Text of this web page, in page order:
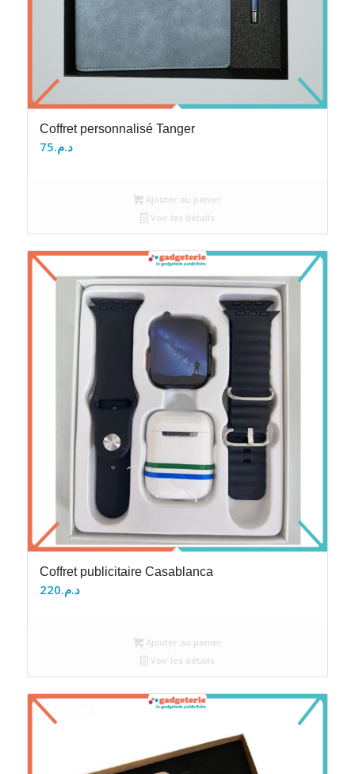
Coffret personnalisé Tanger
د.م.75
Ajouter au panier
Voir les détails
Coffret publicitaire Casablanca
د.م.220
Ajouter au panier
Voir les détails